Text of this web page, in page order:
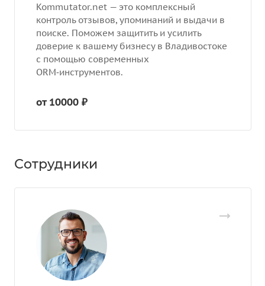
Kommutator.net — это комплексный
контроль отзывов, упоминаний и выдачи в
поиске. Поможем защитить и усилить
доверие к вашему бизнесу в Владивостоке
с помощью современных
ORM‑инструментов.
от 10000 ₽
Сотрудники